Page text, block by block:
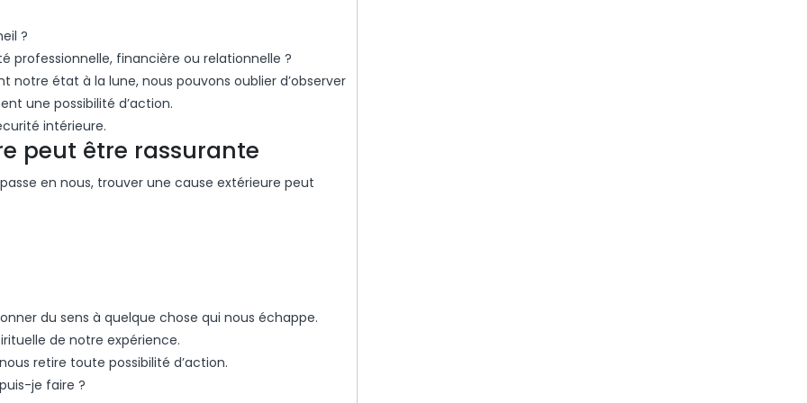
?
professionnelle, financière ou relationnelle ?
état à la lune, nous pouvons oublier d’observer
une possibilité d’action.
intérieure.
peut être rassurante
en nous, trouver une cause extérieure peut
du sens à quelque chose qui nous échappe.
de notre expérience.
retire toute possibilité d’action.
je faire ?